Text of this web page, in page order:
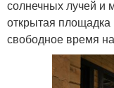
солнечных лучей и
открытая
свободное время